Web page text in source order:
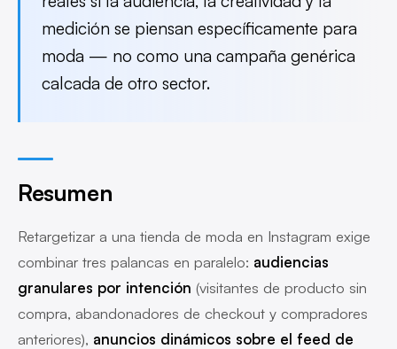
medición se piensan específicamente para
moda — no como una campaña genérica
calcada de otro sector.
Resumen
Retargetizar a una tienda de moda en Instagram exige
combinar tres palancas en paralelo: audiencias
granulares por intención (visitantes de producto sin
compra, abandonadores de checkout y compradores
anteriores), anuncios dinámicos sobre el feed de